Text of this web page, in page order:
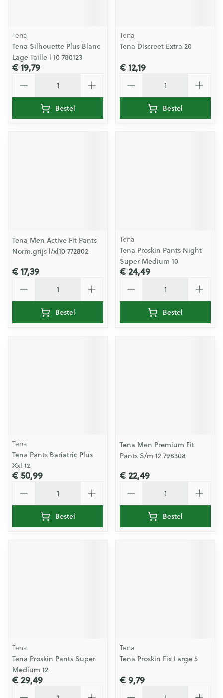
Tena
Tena Silhouette Plus Blanc
Lage Taille l 10 780123
€ 19,79
Bestel
Tena
Tena Discreet Extra 20
€ 12,19
Bestel
Tena Men Active Fit Pants
Norm.grijs l/xl10 772802
€ 17,39
Bestel
Tena
Tena Proskin Pants Night
Super Medium 10
€ 24,49
Bestel
Tena
Tena Pants Bariatric Plus
Xxl 12
€ 50,99
Bestel
Tena Men Premium Fit
Pants S/m 12 798308
€ 22,49
Bestel
Tena
Tena Proskin Pants Super
Medium 12
€ 29,49
Tena
Tena Proskin Fix Large 5
€ 9,79